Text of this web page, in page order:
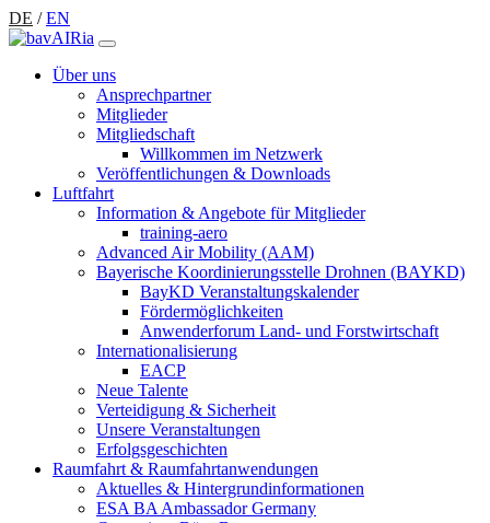
DE /EN
Über uns
Ansprechpartner
Mitglieder
Mitgliedschaft
Willkommen im Netzwerk
Veröffentlichungen & Downloads
Luftfahrt
Information & Angebote für Mitglieder
training-aero
Advanced Air Mobility (AAM)
Bayerische Koordinierungsstelle Drohnen (BAYKD)
BayKD Veranstaltungskalender
Fördermöglichkeiten
Anwenderforum Land- und Forstwirtschaft
Internationalisierung
EACP
Neue Talente
Verteidigung & Sicherheit
Unsere Veranstaltungen
Erfolgsgeschichten
Raumfahrt & Raumfahrtanwendungen
Aktuelles & Hintergrundinformationen
ESA BA Ambassador Germany